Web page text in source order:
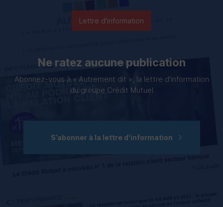
Lettre d'information
Ne ratez aucune publication
Abonnez-vous à « Autrement dit », la lettre d'information
du groupe Crédit Mutuel
S’abonner à la lettre d'information